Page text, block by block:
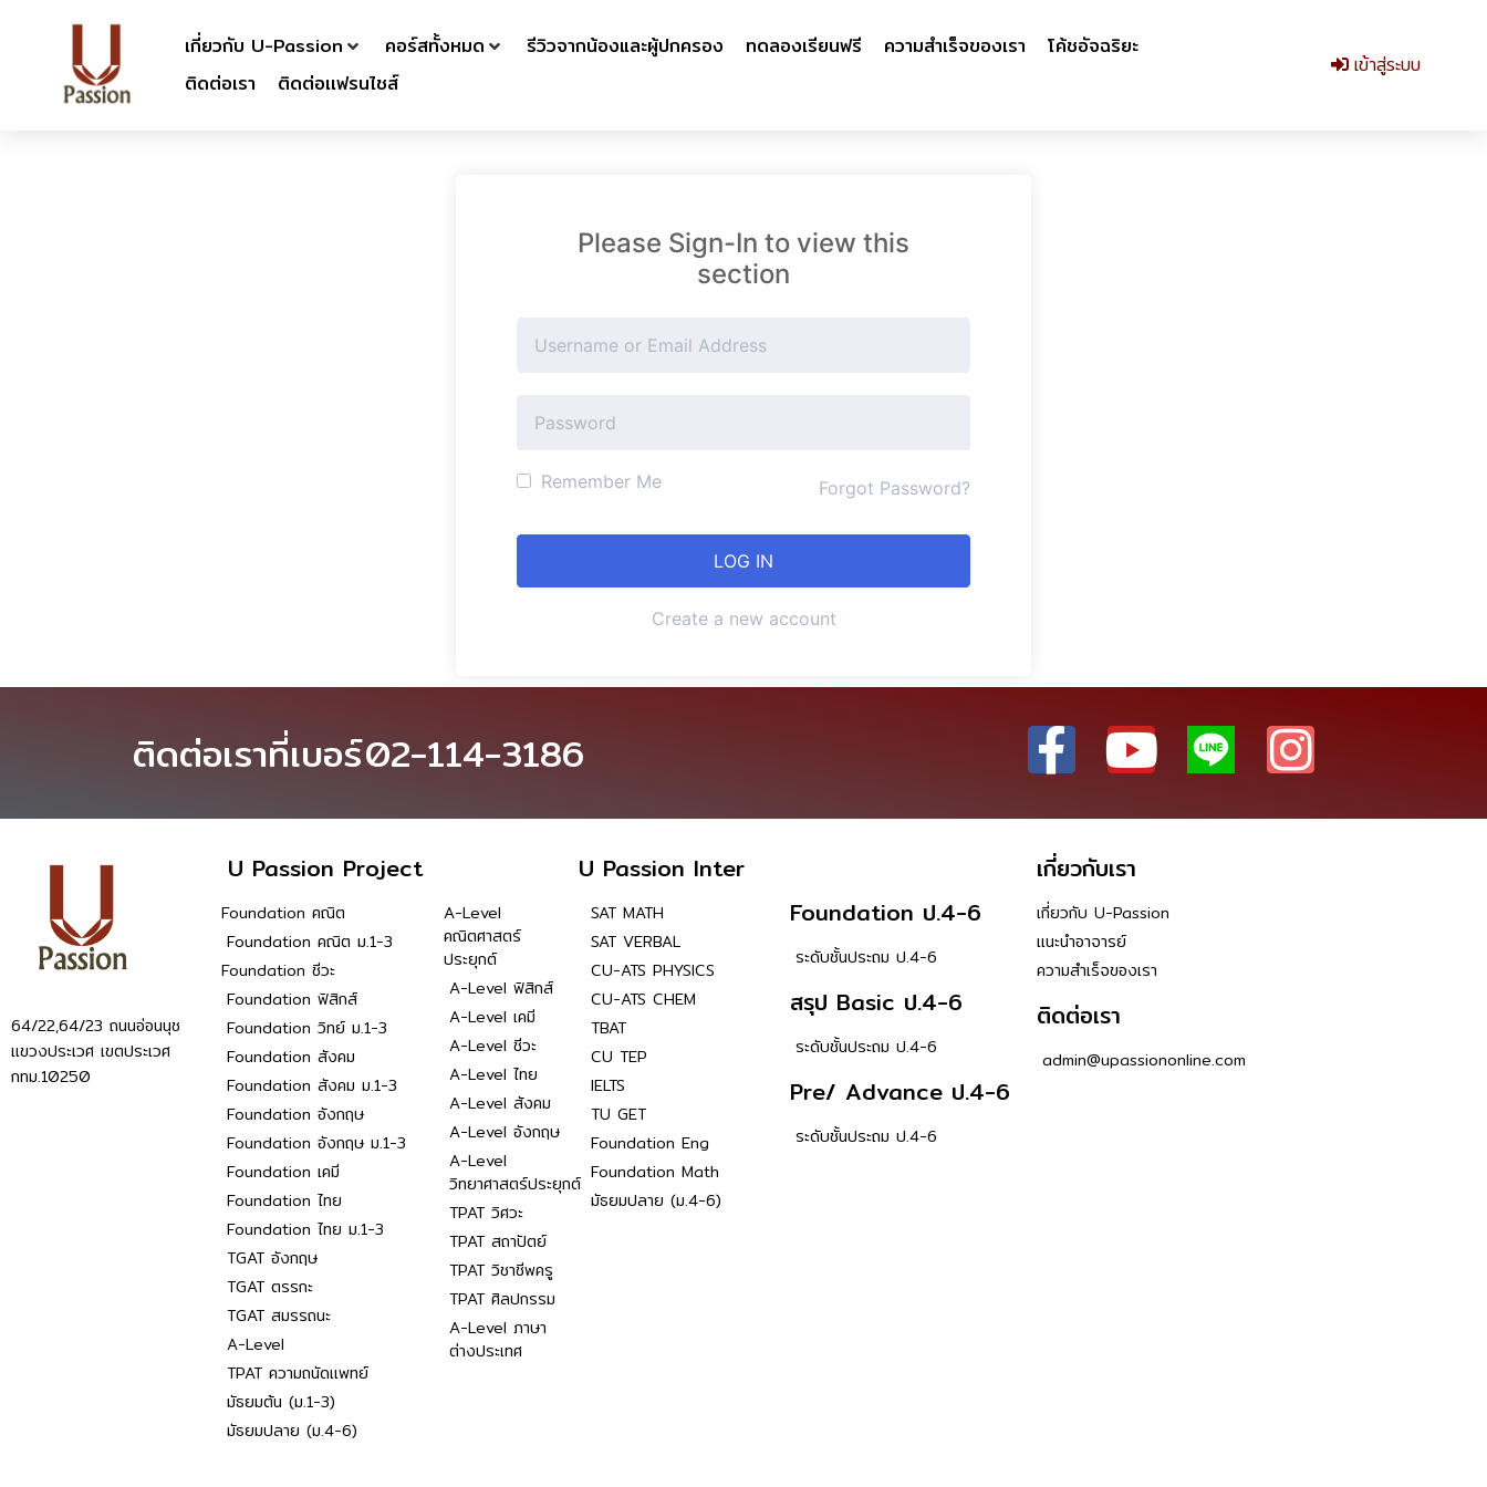
เกี่ยวกับ U-Passion คอร์สทั้งหมด รีวิวจากน้องและผู้ปกครอง ทดลองเรียนฟรี ความสำเร็จของเรา
โค้ชอัจฉริยะ
ติดต่อเรา
ติดต่อเเฟรนไชส์
เข้าสู่ระบบ
Please Sign-In to view this
section
Remember Me Forgot Password?
Create a new account
ติดต่อเราที่เบอร์02-114-3186
U Passion Project U Passion Inter เกี่ยวกับเรา
64/22,64/23 ถนนอ่อนนุช
แขวงประเวศ เขตประเวศ
กทม.10250
Foundation คณิต
Foundation คณิต ม.1-3
Foundation ชีวะ
Foundation ฟิสิกส์
Foundation วิทย์ ม.1-3
Foundation สังคม
Foundation สังคม ม.1-3
Foundation อังกฤษ
Foundation อังกฤษ ม.1-3
Foundation เคมี
Foundation ไทย
Foundation ไทย ม.1-3
TGAT อังกฤษ
TGAT ตรรกะ
TGAT สมรรถนะ
A-Level
TPAT ความถนัดแพทย์
มัธยมต้น (ม.1-3)
มัธยมปลาย (ม.4-6)
A-Level
คณิตศาสตร์
ประยุกต์
A-Level ฟิสิกส์
A-Level เคมี
A-Level ชีวะ
A-Level ไทย
A-Level สังคม
A-Level อังกฤษ
A-Level
วิทยาศาสตร์ประยุกต์
TPAT วิศวะ
TPAT สถาปัตย์
TPAT วิชาชีพครู
TPAT ศิลปกรรม
A-Level ภาษา
ต่างประเทศ
SAT MATH
SAT VERBAL
CU-ATS PHYSICS
CU-ATS CHEM
TBAT
CU TEP
IELTS
TU GET
Foundation Eng
Foundation Math
มัธยมปลาย (ม.4-6)
Foundation ป.4-6
ระดับชั้นประถม ป.4-6
สรุป Basic ป.4-6
ระดับชั้นประถม ป.4-6
Pre/ Advance ป.4-6
ระดับชั้นประถม ป.4-6
เกี่ยวกับ U-Passion
แนะนำอาจารย์
ความสำเร็จของเรา
ติดต่อเรา
admin@upassiononline.com